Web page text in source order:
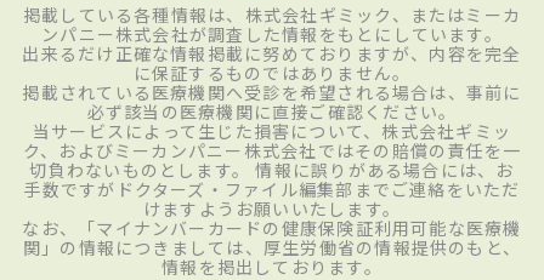
掲載している各種情報は、株式会社ギミック、またはミーカ
ンパニー株式会社が調査した情報をもとにしています。
出来るだけ正確な情報掲載に努めておりますが、内容を完全
に保証するものではありません。
掲載されている医療機関へ受診を希望される場合は、事前に
必ず該当の医療機関に直接ご確認ください。
当サービスによって生じた損害について、株式会社ギミッ
ク、およびミーカンパニー株式会社ではその賠償の責任を一
切負わないものとします。 情報に誤りがある場合には、お
手数ですがドクターズ・ファイル編集部までご連絡をいただ
けますようお願いいたします。
なお、「マイナンバーカードの健康保険証利用可能な医療機
関」の情報につきましては、厚生労働省の情報提供のもと、
情報を掲出しております。